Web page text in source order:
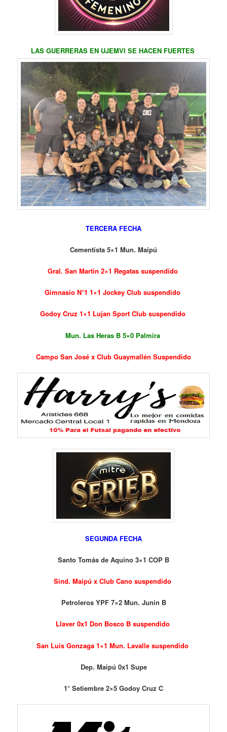
LAS GUERRERAS EN UJEMVI SE HACEN FUERTES
TERCERA FECHA
Cementista 5×1 Mun. Maipú
Gral. San Martín 2×1 Regatas suspendido
Gimnasio N°1 1×1 Jockey Club suspendido
Godoy Cruz 1×1 Lujan Sport Club suspendido
Mun. Las Heras B 5×0 Palmira
Campo San José x Club Guaymallén Suspendido
SEGUNDA FECHA
Santo Tomás de Aquino 3×1 COP B
Sind. Maipú x Club Cano suspendido
Petroleros YPF 7×2 Mun. Junin B
Llaver 0x1 Don Bosco B suspendido
San Luis Gonzaga 1×1 Mun. Lavalle suspendido
Dep. Maipú 0x1 Supe
1° Setiembre 2×5 Godoy Cruz C